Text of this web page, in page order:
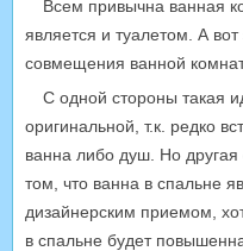
Всем привычна ванная
является и туалетом. А
совмещения ванной
С одной стороны такая
оригинальной, т.к. редко
ванна либо душ. Но
том, что ванна в спальне
дизайнерским приемом,
в спальне будет